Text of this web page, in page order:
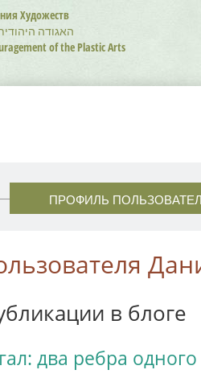
Художеств
האגודה
of the Plastic Arts
ПРОФИЛЬ
в блоге
два ребра